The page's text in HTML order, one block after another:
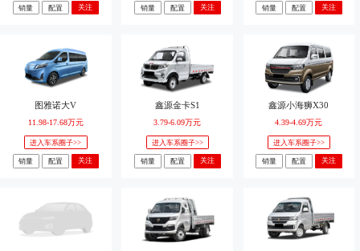
销量 配置 关注 销量 配置 关注 销量 配置 关注
图雅诺大V
11.98-17.68万元
进入车系圈子>>
销量 配置 关注
鑫源金卡S1
3.79-6.09万元
进入车系圈子>>
销量 配置 关注
鑫源小海狮X30
4.39-4.69万元
进入车系圈子>>
销量 配置 关注